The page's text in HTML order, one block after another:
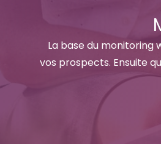
services
internet-
is
La base du monitoring
vos prospects. Ensuite